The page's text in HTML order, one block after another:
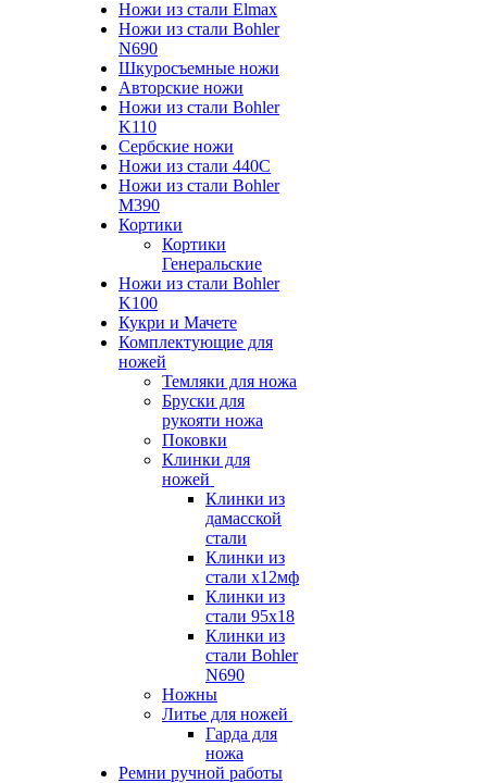
Ножи из стали Elmax
Ножи из стали Bohler
N690
Шкуросъемные ножи
Авторские ножи
Ножи из стали Bohler
K110
Сербские ножи
Ножи из стали 440С
Ножи из стали Bohler
M390
Кортики
Кортики
Генеральские
Ножи из стали Bohler
K100
Кукри и Мачете
Комплектующие для
ножей
Темляки для ножа
Бруски для
рукояти ножа
Поковки
Клинки для
ножей
Клинки из
дамасской
стали
Клинки из
стали х12мф
Клинки из
стали 95х18
Клинки из
стали Bohler
N690
Ножны
Литье для ножей
Гарда для
ножа
Ремни ручной работы